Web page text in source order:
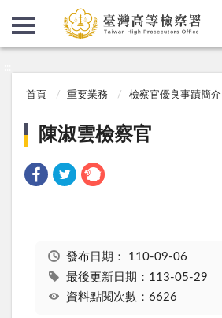
首頁 重要業務 檢察官優良事蹟簡介
陳淑雲檢察官
發布日期： 110-09-06
最後更新日期：113-05-29
資料點閱次數：6626